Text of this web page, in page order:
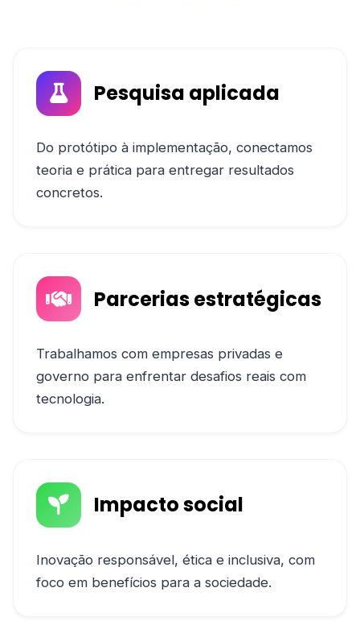
Pesquisa aplicada
Do protótipo à implementação, conectamos
teoria e prática para entregar resultados
concretos.
Parcerias estratégicas
Trabalhamos com empresas privadas e
governo para enfrentar desafios reais com
tecnologia.
Impacto social
Inovação responsável, ética e inclusiva, com
foco em benefícios para a sociedade.